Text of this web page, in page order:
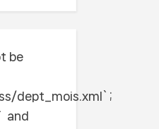
be
dept_mois.xml`;
and